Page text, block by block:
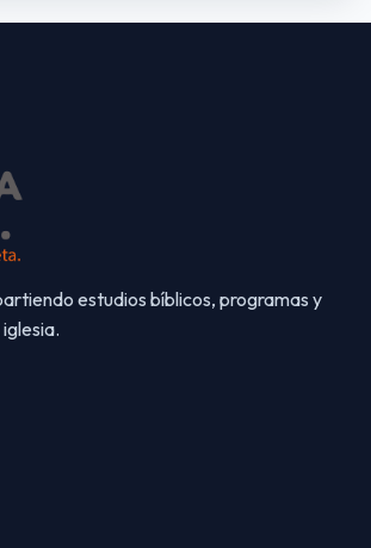
estudios bíblicos, programas y